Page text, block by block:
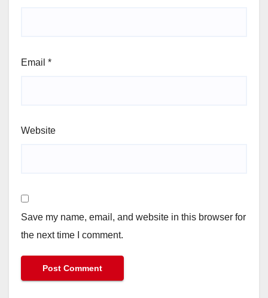
Email *
Website
Save my name, email, and website in this browser for
the next time I comment.